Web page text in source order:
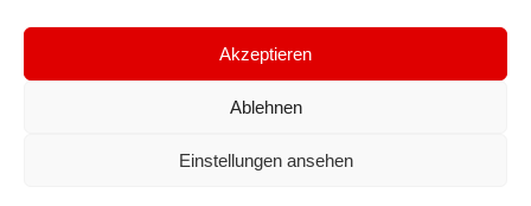
Akzeptieren
Ablehnen
Einstellungen ansehen
Einloggen